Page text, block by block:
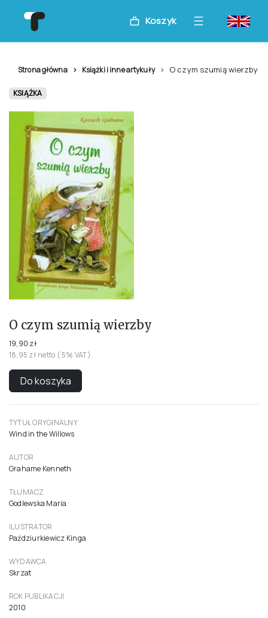
Koszyk
Strona główna Książki i inne artykuły O czym szumią wierzby
KSIĄŻKA
O czym szumią wierzby
19,90 zł
18,95 zł netto ( 5% VAT)
Do koszyka
TYTUŁ ORYGINALNY
Wind in the Willows
AUTOR
Grahame Kenneth
TŁUMACZ
Godlewska Maria
ILUSTRATOR
Paździurkiewicz Kinga
WYDAWCA
Skrzat
ROK PUBLIKACJI
2010